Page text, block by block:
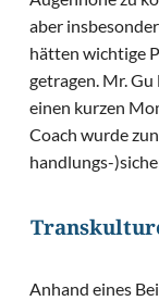
aber
hätten wichtige
getragen. Mr.
einen kurzen
Coach wurde
handlungs-
Anhand eines